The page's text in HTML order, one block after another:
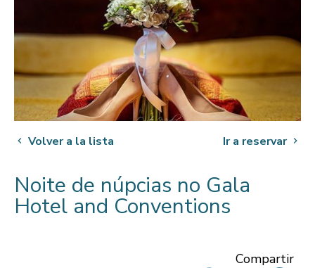
Volver a la lista Ir a reservar
Noite de núpcias no Gala
Hotel and Conventions
Compartir